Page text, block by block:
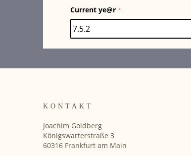
Current ye@r *
KONTAKT
Joachim Goldberg
Königswarterstraße 3
60316 Frankfurt am Main